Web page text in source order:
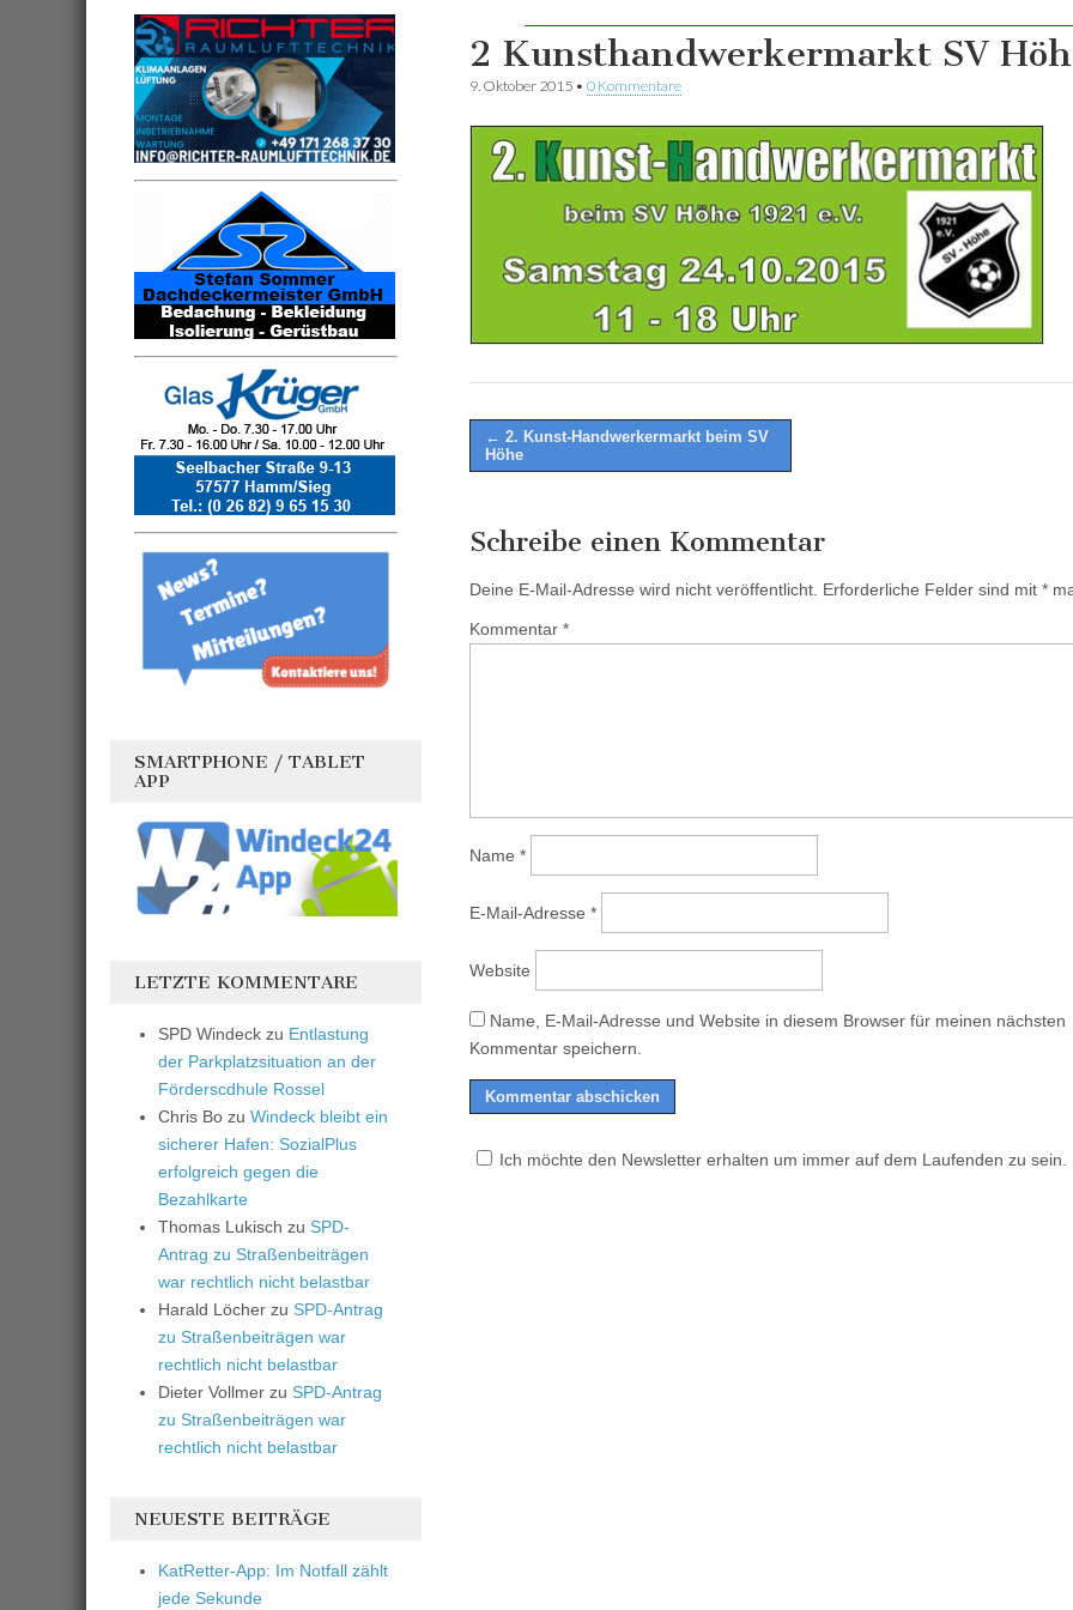
2 Kunsthandwerkermarkt SV
9. Oktober 2015 • 0 Kommentare
Post
navigation
← 2. Kunst-Handwerkermarkt beim SV
Höhe
Schreibe einen Kommentar
Deine E-Mail-Adresse wird nicht veröffentlicht. Erforderliche Felder sind mit *
Kommentar *
Name *
E-Mail-Adresse *
Website
Name, E-Mail-Adresse und Website in diesem Browser für meinen nächsten
Kommentar speichern.
Ich möchte den Newsletter erhalten um immer auf dem Laufenden zu sein.
SMARTPHONE / TABLET
APP
LETZTE KOMMENTARE
SPD Windeck zu Entlastung
der Parkplatzsituation an der
Förderscdhule Rossel
Chris Bo zu Windeck bleibt ein
sicherer Hafen: SozialPlus
erfolgreich gegen die
Bezahlkarte
Thomas Lukisch zu SPD-
Antrag zu Straßenbeiträgen
war rechtlich nicht belastbar
Harald Löcher zu SPD-Antrag
zu Straßenbeiträgen war
rechtlich nicht belastbar
Dieter Vollmer zu SPD-Antrag
zu Straßenbeiträgen war
rechtlich nicht belastbar
NEUESTE BEITRÄGE
KatRetter-App: Im Notfall zählt
jede Sekunde